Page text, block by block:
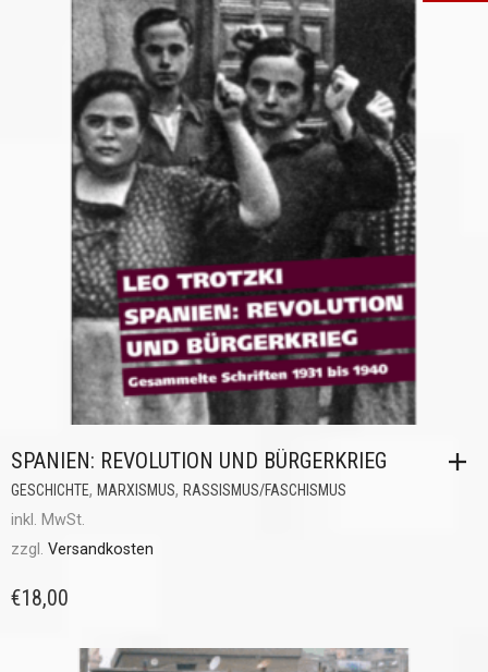
SPANIEN: REVOLUTION UND BÜRGERKRIEG
GESCHICHTE, MARXISMUS, RASSISMUS/FASCHISMUS
inkl. MwSt.
zzgl. Versandkosten
€18,00